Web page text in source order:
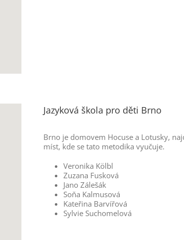
Jazyková škola pro děti Brno
Brno je domovem Hocuse a Lotusky,
míst, kde se tato metodika vyučuje.
Veronika Kölbl
Zuzana Fusková
Jano Zálešák
Soňa Kalmusová
Kateřina Barvířová
Sylvie Suchomelová